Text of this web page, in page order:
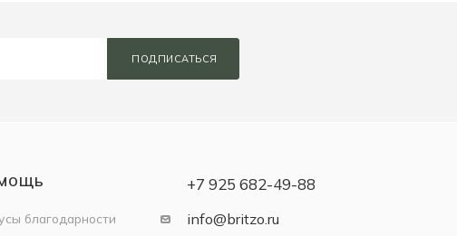
ПОДПИСАТЬСЯ
благодарности
+7 925 682-49-88
info@britzo.ru